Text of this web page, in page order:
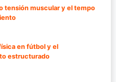
tensión muscular y el tempo
en fútbol y el
estructurado